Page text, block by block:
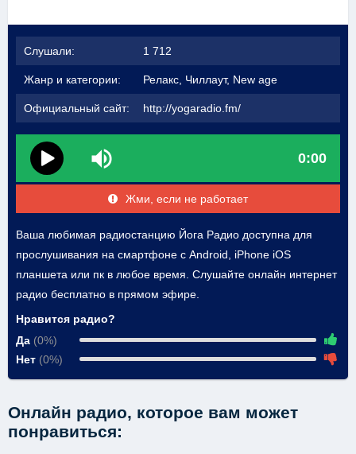
Слушали: 1 712
Жанр и категории: Релакс, Чиллаут, New age
Официальный сайт: http://yogaradio.fm/
0:00
Жми, если не работает
Ваша любимая радиостанцию Йога Радио доступна для
прослушивания на смартфоне с Android, iPhone iOS
планшета или пк в любое время. Слушайте онлайн интернет
радио бесплатно в прямом эфире.
Нравится радио?
Да (0%)
Нет (0%)
Онлайн радио, которое вам может
понравиться: